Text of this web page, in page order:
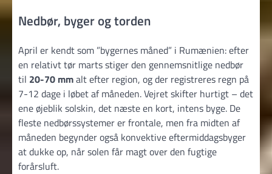
Nedbør, byger og torden
April er kendt som ”bygernes måned” i Rumænien: efter
en relativt tør marts stiger den gennemsnitlige nedbør
til 20-70 mmalt efter region, og der registreres regn på
7-12 dage i løbet af måneden. Vejret skifter hurtigt – det
ene øjeblik solskin, det næste en kort, intens byge. De
fleste nedbørssystemer er frontale, men fra midten af
måneden begynder også konvektive eftermiddagsbyger
at dukke op, når solen får magt over den fugtige
forårsluft.